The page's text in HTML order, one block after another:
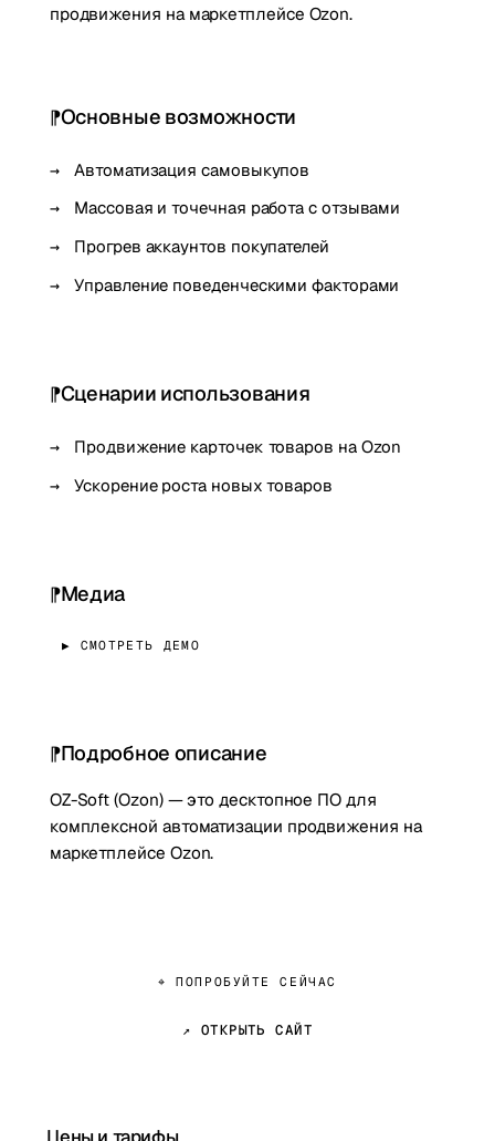
продвижения на маркетплейсе Ozon.
Основные возможности
Автоматизация самовыкупов
Массовая и точечная работа с отзывами
Прогрев аккаунтов покупателей
Управление поведенческими факторами
Сценарии использования
Продвижение карточек товаров на Ozon
Ускорение роста новых товаров
Медиа
▶ СМОТРЕТЬ ДЕМО
Подробное описание
OZ-Soft (Ozon) — это десктопное ПО для
комплексной автоматизации продвижения на
маркетплейсе Ozon.
⌖ ПОПРОБУЙТЕ СЕЙЧАС
↗ ОТКРЫТЬ САЙТ